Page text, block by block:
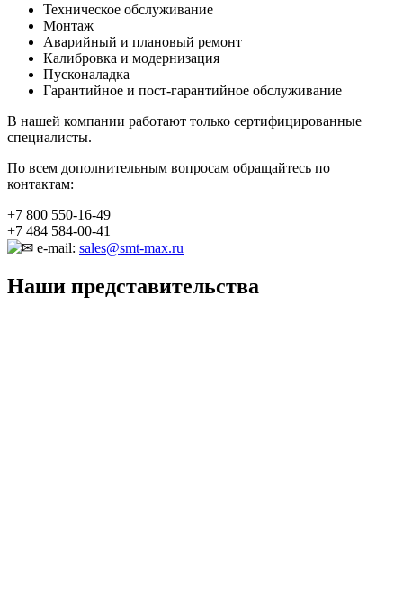
Техническое обслуживание
Монтаж
Аварийный и плановый ремонт
Калибровка и модернизация
Пусконаладка
Гарантийное и пост-гарантийное обслуживание
В нашей компании работают только сертифицированные
специалисты.
По всем дополнительным вопросам обращайтесь по
контактам:
+7 800 550-16-49
+7 484 584-00-41
e-mail: sales@smt-max.ru
Наши представительства